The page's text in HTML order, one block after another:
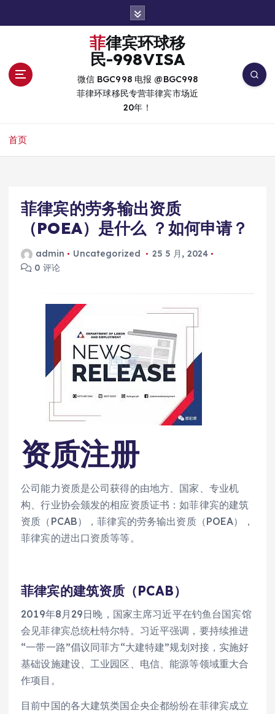
菲律宾环球移
民-998VISA
微信 BGC998 电报 @BGC998
菲律环球移民专营菲律宾市场近
20年！
首页
菲律宾的劳务输出资质
（POEA）是什么 ？如何申请？
admin Uncategorized
25 5 月, 2024
0 评论
资质注册
公司能力资质是公司获得的由地方、国家、专业机
构、行业协会颁发的相应资质证书：如菲律宾的建筑
资质（PCAB），菲律宾的劳务输出资质（POEA），
菲律宾的进出口资质等等。
菲律宾的建筑资质（PCAB）
2019年8月29日晚，国家主席习近平在钓鱼台国宾馆
会见菲律宾总统杜特尔特。习近平强调，要持续推进
“一带一路”倡议同菲方“大建特建”规划对接，实施好
基础设施建设、工业园区、电信、能源等领域重大合
作项目。
目前中国的各大建筑类国企央企都纷纷在菲律宾成立